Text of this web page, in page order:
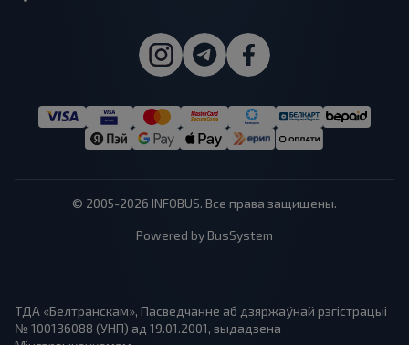
© 2005-2026 INFOBUS. Все права защищены.
Powered by BusSystem
ТДА «Белтранскам», Пасведчанне аб дзяржаўнай рэгістрацыі
№ 100136088 (УНП) ад 19.01.2001, выдадзена